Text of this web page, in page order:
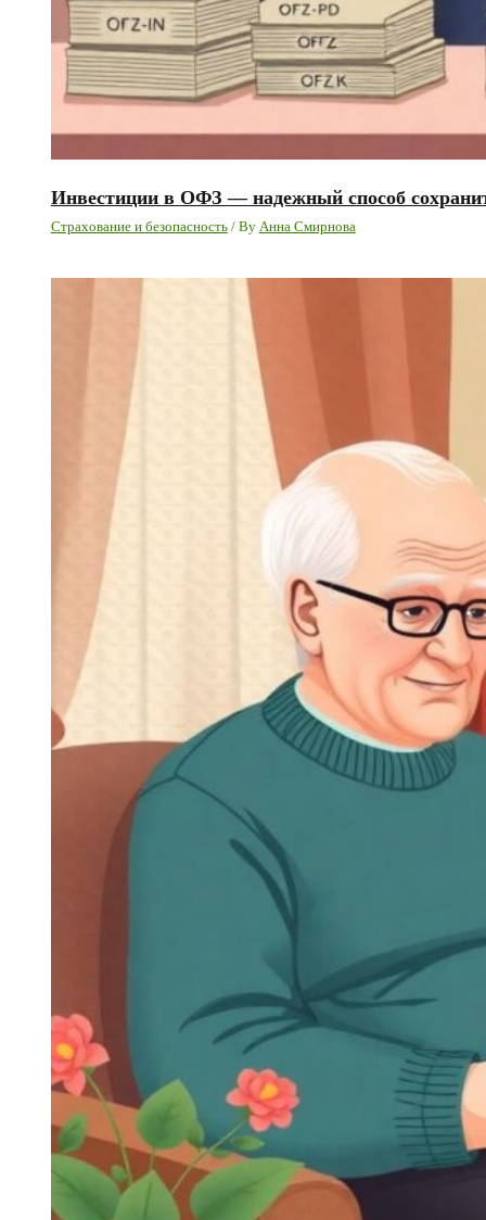
Инвестиции в ОФЗ — надежный способ
Страхование и безопасность/ By Анна Смирнова